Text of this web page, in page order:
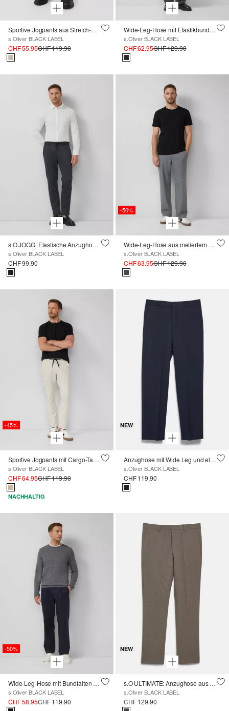
Sportive Jogpants aus Stretch-Gewebe
s.Oliver BLACK LABEL
CHF 55.95CHF 119.90
Wide-Leg-Hose mit Elastikbund aus meliertem Stretch-Gewebe
s.Oliver BLACK LABEL
CHF 62.95CHF 129.90
s.O JOGG: Elastische Anzughose Strukturmuster
s.Oliver BLACK LABEL
CHF 99.90
-50%
Wide-Leg-Hose aus meliertem Jersey mit Wolle
s.Oliver BLACK LABEL
CHF 63.95CHF 129.90
-45%
Sportive Jogpants mit Cargo-Taschen aus elastischem Jersey
s.Oliver BLACK LABEL
CHF 64.95CHF 119.90
NACHHALTIG
NEW
Anzughose mit Wide Leg und elastischem Bund
s.Oliver BLACK LABEL
CHF 119.90
-50%
Wide-Leg-Hose mit Bundfalten und Elastikbund
s.Oliver BLACK LABEL
CHF 58.95CHF 119.90
NEW
s.O ULTIMATE: Anzughose aus Wollmischung im Slim Fit
s.Oliver BLACK LABEL
CHF 129.90